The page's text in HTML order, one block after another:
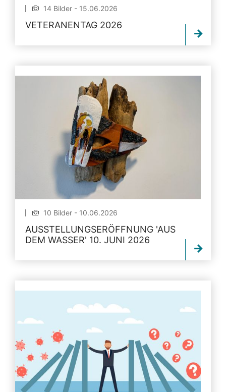
14 Bilder - 15.06.2026
VETERANENTAG 2026
10 Bilder - 10.06.2026
AUSSTELLUNGSERÖFFNUNG 'AUS
DEM WASSER' 10. JUNI 2026